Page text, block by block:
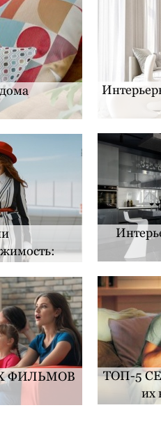
ФИЛЬМОВ
ТОП-5
их